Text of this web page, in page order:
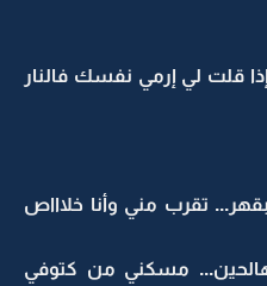
قلت لي إرمي نفسك فالنار
تقرب مني وأنا خلاااص
مسكني من كتوفي